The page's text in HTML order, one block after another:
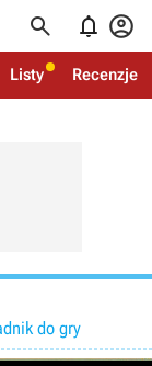
  
Listy Recenzje
do gry